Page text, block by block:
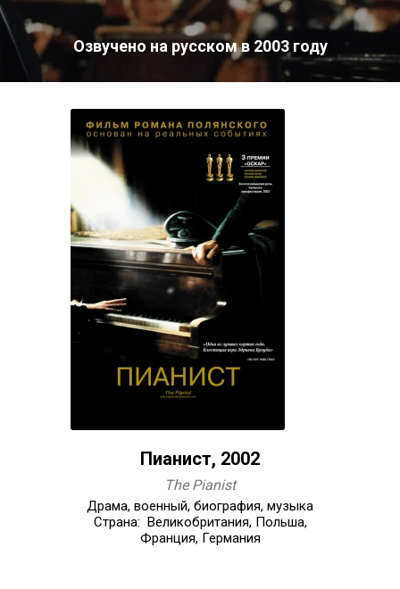
Озвучено на русском в 2003 году
Пианист, 2002
The Pianist
Драма, военный, биография, музыка
Страна: Великобритания, Польша,
Франция, Германия